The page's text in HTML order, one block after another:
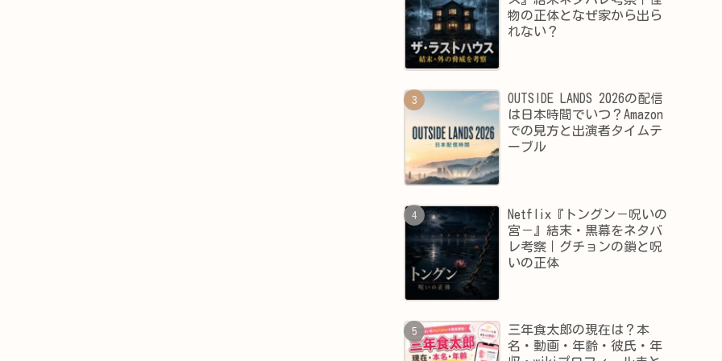
物の正体となぜ家から出ら
れない？
OUTSIDE LANDS 2026の配信
は日本時間でいつ？Amazon
での見方と出演者タイムテ
ーブル
Netflix『トングン－呪いの
宮－』結末・黒幕をネタバ
レ考察｜グチョンの鎖と呪
いの正体
三年食太郎の現在は？本
名・動画・年齢・彼氏・年